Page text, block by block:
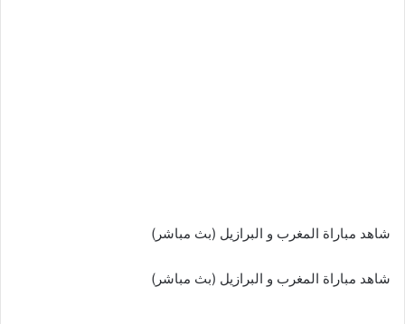
شاهد مباراة المغرب و البرازيل (بث مباشر)
شاهد مباراة المغرب و البرازيل (بث مباشر)